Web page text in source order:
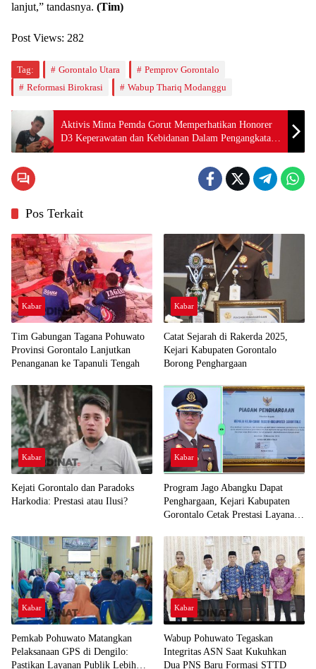
lanjut,” tandasnya. (Tim)
Post Views: 282
Tag: Gorontalo Utara
Pemprov Gorontalo
Reformasi Birokrasi
Wabup Thariq Modanggu
Aktivis Minta Pemda Gorut Memperhatikan Honorer
D3 Keperawatan dan Kebidanan Dalam Pengangkatan
PPPK dan ASN
Pos Terkait
Kabar
Tim Gabungan Tagana Pohuwato
Provinsi Gorontalo Lanjutkan
Penanganan ke Tapanuli Tengah
Kabar
Catat Sejarah di Rakerda 2025,
Kejari Kabupaten Gorontalo
Borong Penghargaan
Kabar
Kejati Gorontalo dan Paradoks
Harkodia: Prestasi atau Ilusi?
Kabar
Program Jago Abangku Dapat
Penghargaan, Kejari Kabupaten
Gorontalo Cetak Prestasi Layanan
Kabar
Pemkab Pohuwato Matangkan
Pelaksanaan GPS di Dengilo:
Pastikan Layanan Publik Lebih
Kabar
Wabup Pohuwato Tegaskan
Integritas ASN Saat Kukuhkan
Dua PNS Baru Formasi STTD